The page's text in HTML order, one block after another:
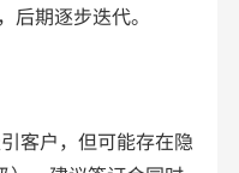
后期逐步迭代。
客户，但可能存在隐